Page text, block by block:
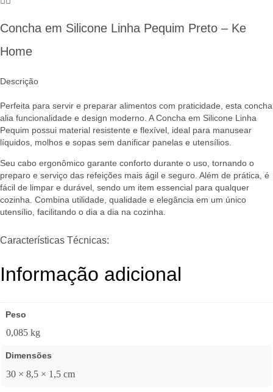
Concha em Silicone Linha Pequim Preto – Ke
Home
Descrição
Perfeita para servir e preparar alimentos com praticidade, esta concha
alia funcionalidade e design moderno. A Concha em Silicone Linha
Pequim possui material resistente e flexível, ideal para manusear
líquidos, molhos e sopas sem danificar panelas e utensílios.
Seu cabo ergonômico garante conforto durante o uso, tornando o
preparo e serviço das refeições mais ágil e seguro. Além de prática, é
fácil de limpar e durável, sendo um item essencial para qualquer
cozinha. Combina utilidade, qualidade e elegância em um único
utensílio, facilitando o dia a dia na cozinha.
Características Técnicas:
Informação adicional
Peso
0,085 kg
Dimensões
30 × 8,5 × 1,5 cm